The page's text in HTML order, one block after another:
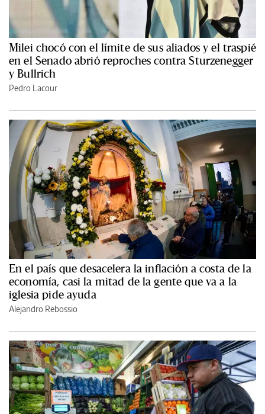
Milei chocó con el límite de sus aliados y el traspié
en el Senado abrió reproches contra Sturzenegger
y Bullrich
Pedro Lacour
En el país que desacelera la inflación a costa de la
economía, casi la mitad de la gente que va a la
iglesia pide ayuda
Alejandro Rebossio